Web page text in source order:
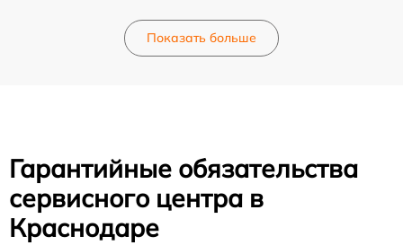
Показать больше
Гарантийные обязательства
сервисного центра в
Краснодаре